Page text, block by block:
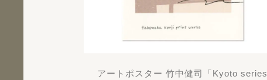
アートポスター 竹中健司「Kyoto series